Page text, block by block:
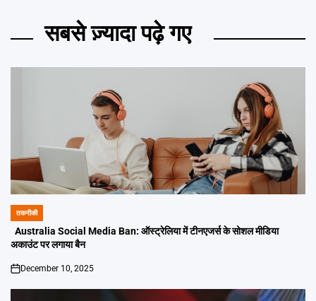
सबसे ज़्यादा पढ़े गए
POSTED
IN
तकनीकी
Australia Social Media Ban: ऑस्ट्रेलिया में टीनएजर्स के सोशल मीडिया
अकाउंट पर लगाया बैन
on
December 10, 2025